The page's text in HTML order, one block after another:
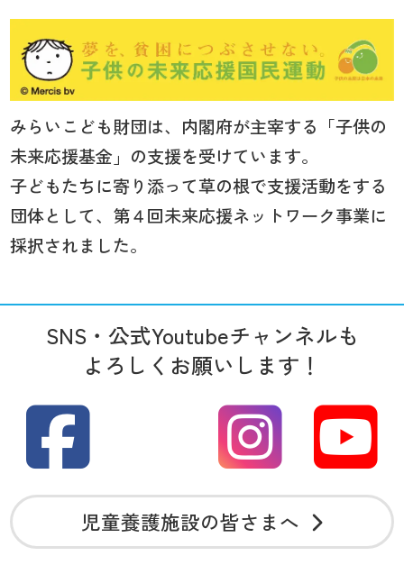
みらいこども財団は、内閣府が主宰する「子供の
未来応援基金」の支援を受けています。
子どもたちに寄り添って草の根で支援活動をする
団体として、第４回未来応援ネットワーク事業に
採択されました。
SNS・公式Youtubeチャンネルも
よろしくお願いします！
児童養護施設の皆さまへ